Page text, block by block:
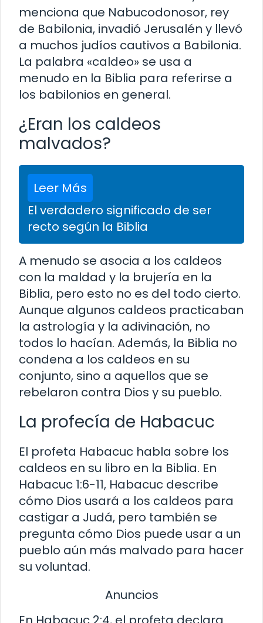
menciona que Nabucodonosor, rey
de Babilonia, invadió Jerusalén y llevó
a muchos judíos cautivos a Babilonia.
La palabra «caldeo» se usa a
menudo en la Biblia para referirse a
los babilonios en general.
¿Eran los caldeos
malvados?
Leer Más
El verdadero significado de ser
recto según la Biblia
A menudo se asocia a los caldeos
con la maldad y la brujería en la
Biblia, pero esto no es del todo cierto.
Aunque algunos caldeos practicaban
la astrología y la adivinación, no
todos lo hacían. Además, la Biblia no
condena a los caldeos en su
conjunto, sino a aquellos que se
rebelaron contra Dios y su pueblo.
La profecía de Habacuc
El profeta Habacuc habla sobre los
caldeos en su libro en la Biblia. En
Habacuc 1:6-11, Habacuc describe
cómo Dios usará a los caldeos para
castigar a Judá, pero también se
pregunta cómo Dios puede usar a un
pueblo aún más malvado para hacer
su voluntad.
Anuncios